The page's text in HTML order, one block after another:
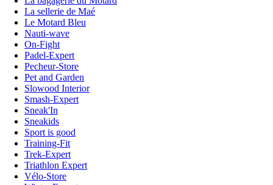
La sellerie de Maé
Le Motard Bleu
Nauti-wave
On-Fight
Padel-Expert
Pecheur-Store
Pet and Garden
Slowood Interior
Smash-Expert
Sneak'In
Sneakids
Sport is good
Training-Fit
Trek-Expert
Triathlon Expert
Vélo-Store